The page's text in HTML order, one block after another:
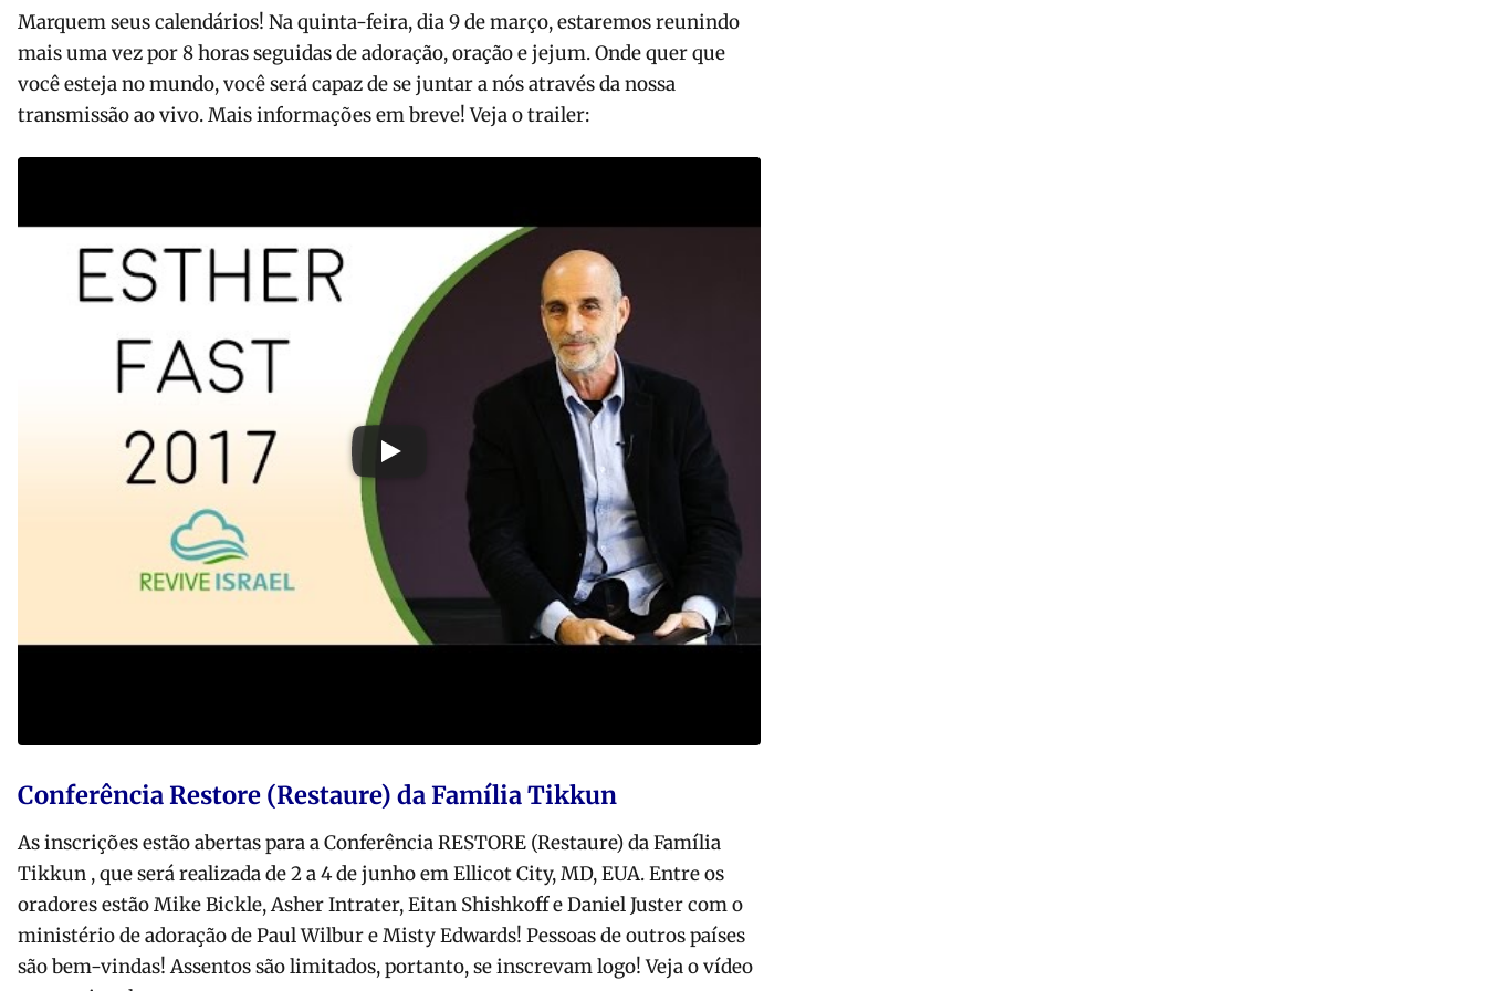
Marquem seus calendários! Na quinta-feira, dia 9 de março, estaremos reunindo
mais uma vez por 8 horas seguidas de adoração, oração e jejum. Onde quer que
você esteja no mundo, você será capaz de se juntar a nós através da nossa
transmissão ao vivo. Mais informações em breve! Veja o trailer:
Conferência Restore (Restaure) da Família Tikkun
As inscrições estão abertas para a Conferência RESTORE (Restaure) da Família
Tikkun , que será realizada de 2 a 4 de junho em Ellicot City, MD, EUA. Entre os
oradores estão Mike Bickle, Asher Intrater, Eitan Shishkoff e Daniel Juster com o
ministério de adoração de Paul Wilbur e Misty Edwards! Pessoas de outros países
são bem-vindas! Assentos são limitados, portanto, se inscrevam logo! Veja o vídeo